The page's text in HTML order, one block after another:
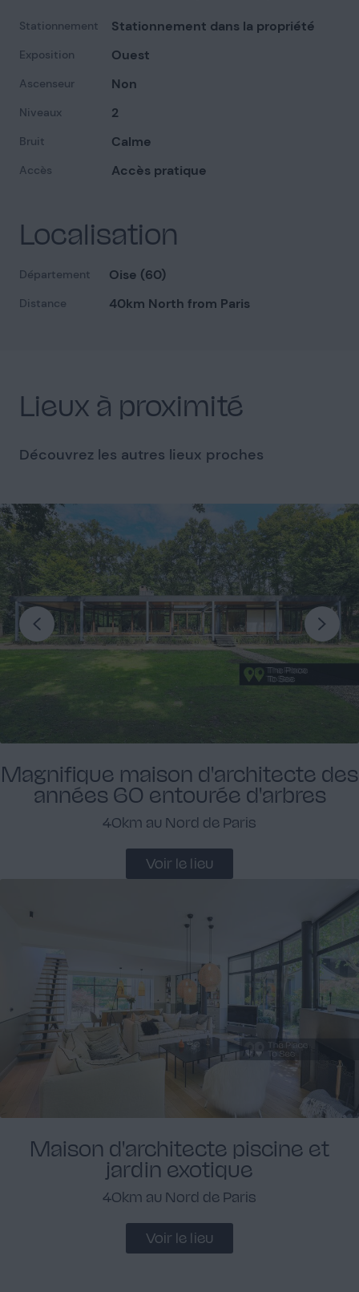
Chambre d'enfant 1
Chambre d'enfant 2 2
Façade
Piscine extérieure
Terrasse 4
Stationnement Stationnement dans la propriété
Exposition Ouest
Ascenseur Non
Niveaux 2
Bruit Calme
Accès Accès pratique
Localisation
Département Oise (60)
Distance 40km North from Paris
Lieux à proximité
Découvrez les autres lieux proches
Magnifique maison d'architecte des
années 60 entourée d'arbres
40km au Nord de Paris
Voir le lieu
Maison d'architecte piscine et
jardin exotique
40km au Nord de Paris
Voir le lieu